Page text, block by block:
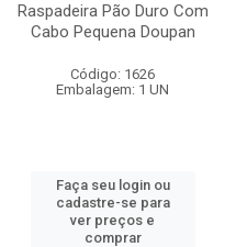
Raspadeira Pão Duro Com
Cabo Pequena Doupan
Código: 1626
Embalagem: 1 UN
Faça seu login ou
cadastre-se para
ver preços e
comprar